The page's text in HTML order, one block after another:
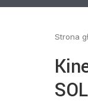
Strona